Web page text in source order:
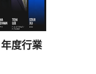
度行業